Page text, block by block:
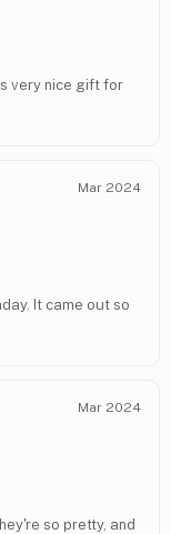
very nice gift for
Mar 2024
It came out so
Mar 2024
so pretty, and